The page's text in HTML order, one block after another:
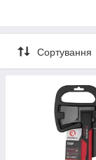
високоміцної
сильні удари по
Сортування